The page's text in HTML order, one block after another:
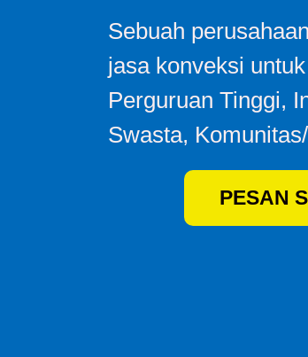
Sebuah
jasa konveksi
Perguruan Tinggi,
Swasta,
PESAN